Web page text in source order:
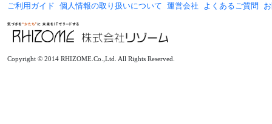
ご利用ガイド 個人情報の取り扱いについて 運営会社 よくあるご質問
Copyright © 2014 RHIZOME.Co.,Ltd. All Rights Reserved.